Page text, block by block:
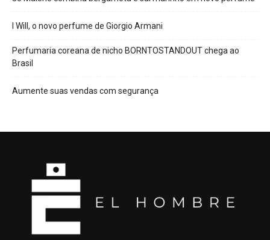
I Will, o novo perfume de Giorgio Armani
Perfumaria coreana de nicho BORNTOSTANDOUT chega ao
Brasil
Aumente suas vendas com segurança